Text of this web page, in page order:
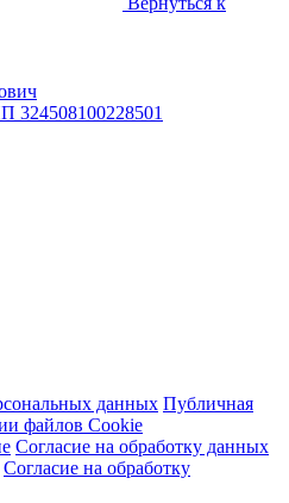
данных Публичная
файлов Cookie
Согласие на обработку данных
Согласие на обработку